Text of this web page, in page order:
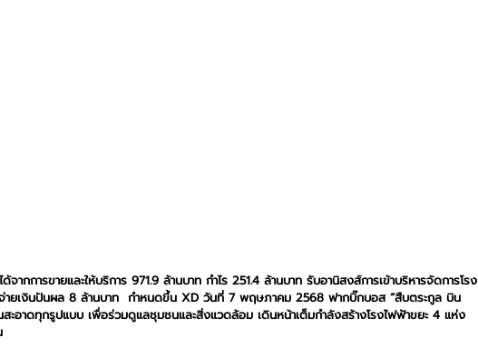
จากการขายและให้บริการ 971.9 ล้านบาท กำไร 251.4 ล้านบาท รับอานิสงส์การเข้าบริหารจัดการโรง
ายเงินปันผล 8 ล้านบาท  กำหนดขึ้น XD วันที่ 7 พฤษภาคม 2568 ฟากบิ๊กบอส “สืบตระกูล บิน
ะอาดทุกรูปแบบ เพื่อร่วมดูแลชุมชนและสิ่งแวดล้อม เดินหน้าเต็มกำลังสร้างโรงไฟฟ้าขยะ 4 แห่ง